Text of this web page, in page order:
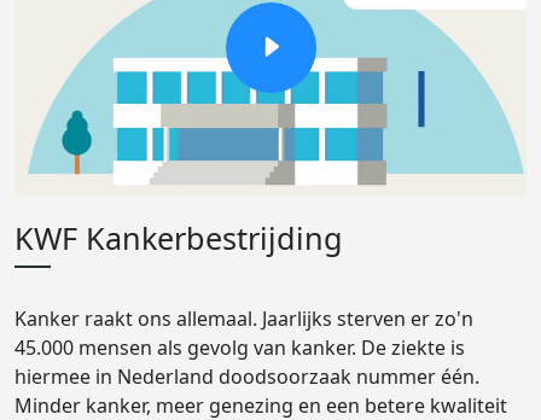
KWF Kankerbestrijding
Kanker raakt ons allemaal. Jaarlijks sterven er zo'n
45.000 mensen als gevolg van kanker. De ziekte is
hiermee in Nederland doodsoorzaak nummer één.
Minder kanker, meer genezing en een betere kwaliteit